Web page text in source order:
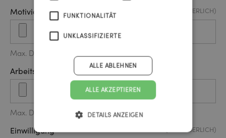
Motiviationsschreiben Upload (ERFORDERLICH)
Max. Dateigröße: 20 MB.
Arbeitsportfolio (optional)
Max. Dateigröße: 20 MB.
Einwilligung (ERFORDERLICH)
FUNKTIONALITÄT
UNKLASSIFIZIERTE
ALLE AKZEPTIEREN
ALLE ABLEHNEN
DETAILS ANZEIGEN